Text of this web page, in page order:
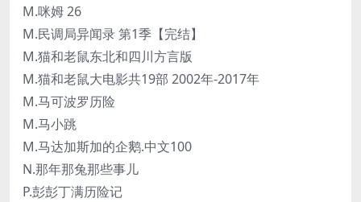
M.咪姆 26
M.民调局异闻录 第1季【完结】
M.猫和老鼠东北和四川方言版
M.猫和老鼠大电影共19部 2002年-2017年
M.马可波罗历险
M.马小跳
M.马达加斯加的企鹅.中文100
N.那年那兔那些事儿
P.彭彭丁满历险记